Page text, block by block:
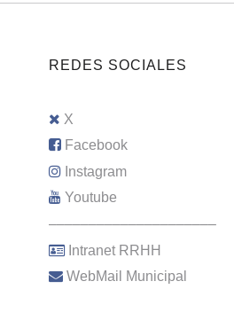
REDES SOCIALES
X
Facebook
Instagram
Youtube
–––––––––––––––––––––
Intranet RRHH
WebMail Municipal